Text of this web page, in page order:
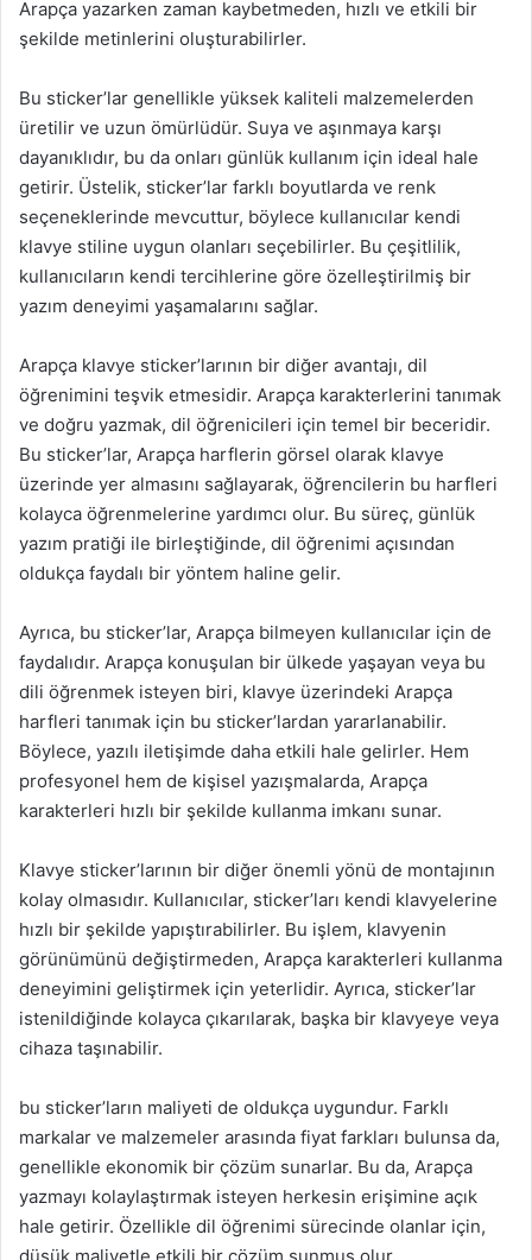
Arapça yazarken zaman kaybetmeden, hızlı ve etkili bir
şekilde metinlerini oluşturabilirler.
Bu sticker’lar genellikle yüksek kaliteli malzemelerden
üretilir ve uzun ömürlüdür. Suya ve aşınmaya karşı
dayanıklıdır, bu da onları günlük kullanım için ideal hale
getirir. Üstelik, sticker’lar farklı boyutlarda ve renk
seçeneklerinde mevcuttur, böylece kullanıcılar kendi
klavye stiline uygun olanları seçebilirler. Bu çeşitlilik,
kullanıcıların kendi tercihlerine göre özelleştirilmiş bir
yazım deneyimi yaşamalarını sağlar.
Arapça klavye sticker’larının bir diğer avantajı, dil
öğrenimini teşvik etmesidir. Arapça karakterlerini tanımak
ve doğru yazmak, dil öğrenicileri için temel bir beceridir.
Bu sticker’lar, Arapça harflerin görsel olarak klavye
üzerinde yer almasını sağlayarak, öğrencilerin bu harfleri
kolayca öğrenmelerine yardımcı olur. Bu süreç, günlük
yazım pratiği ile birleştiğinde, dil öğrenimi açısından
oldukça faydalı bir yöntem haline gelir.
Ayrıca, bu sticker’lar, Arapça bilmeyen kullanıcılar için de
faydalıdır. Arapça konuşulan bir ülkede yaşayan veya bu
dili öğrenmek isteyen biri, klavye üzerindeki Arapça
harfleri tanımak için bu sticker’lardan yararlanabilir.
Böylece, yazılı iletişimde daha etkili hale gelirler. Hem
profesyonel hem de kişisel yazışmalarda, Arapça
karakterleri hızlı bir şekilde kullanma imkanı sunar.
Klavye sticker’larının bir diğer önemli yönü de montajının
kolay olmasıdır. Kullanıcılar, sticker’ları kendi klavyelerine
hızlı bir şekilde yapıştırabilirler. Bu işlem, klavyenin
görünümünü değiştirmeden, Arapça karakterleri kullanma
deneyimini geliştirmek için yeterlidir. Ayrıca, sticker’lar
istenildiğinde kolayca çıkarılarak, başka bir klavyeye veya
cihaza taşınabilir.
bu sticker’ların maliyeti de oldukça uygundur. Farklı
markalar ve malzemeler arasında fiyat farkları bulunsa da,
genellikle ekonomik bir çözüm sunarlar. Bu da, Arapça
yazmayı kolaylaştırmak isteyen herkesin erişimine açık
hale getirir. Özellikle dil öğrenimi sürecinde olanlar için,
düşük maliyetle etkili bir çözüm sunmuş olur.